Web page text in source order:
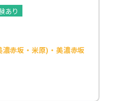
あり
赤坂・米原)・美濃赤坂